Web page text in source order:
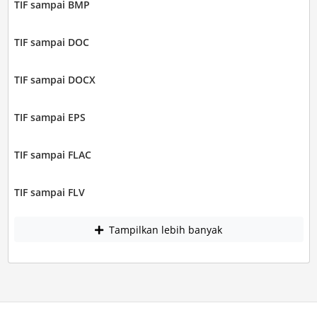
TIF sampai BMP
TIF sampai DOC
TIF sampai DOCX
TIF sampai EPS
TIF sampai FLAC
TIF sampai FLV
Tampilkan lebih banyak